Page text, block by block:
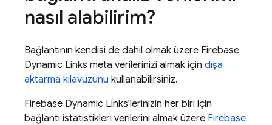
nasıl alabilirim?
Bağlantının kendisi de dahil olmak üzere Firebase
Dynamic Links meta verilerinizi almak için dışa
aktarma kılavuzunu kullanabilirsiniz.
Firebase Dynamic Links'lerinizin her biri için
bağlantı istatistikleri verilerini almak üzere Firebase